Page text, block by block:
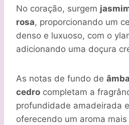
No coração, surgem
rosa, proporcionando um
denso e luxuoso, com o
adicionando uma doçura
As notas de fundo de
cedro completam a
profundidade amadeirada
oferecendo um aroma